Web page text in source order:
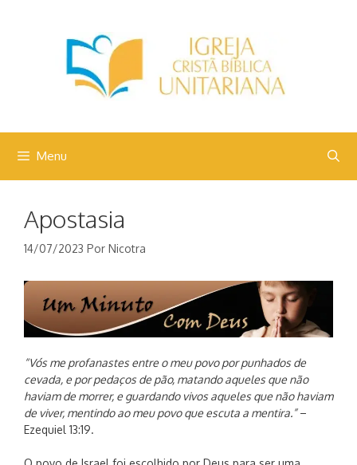
Menu
Apostasia
14/07/2023 Por Nicotra
“Vós me profanastes entre o meu povo por punhados de
cevada, e por pedaços de pão, matando aqueles que não
haviam de morrer, e guardando vivos aqueles que não haviam
de viver, mentindo ao meu povo que escuta a mentira.”–
Ezequiel 13:19.